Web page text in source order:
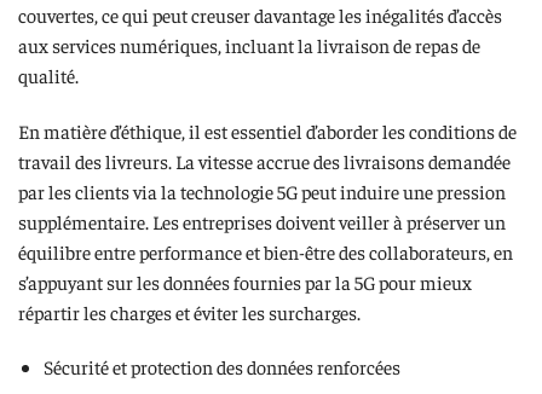
couvertes, ce qui peut creuser davantage les inégalités d’accès
aux services numériques, incluant la livraison de repas de
qualité.
En matière d’éthique, il est essentiel d’aborder les conditions de
travail des livreurs. La vitesse accrue des livraisons demandée
par les clients via la technologie 5G peut induire une pression
supplémentaire. Les entreprises doivent veiller à préserver un
équilibre entre performance et bien-être des collaborateurs, en
s’appuyant sur les données fournies par la 5G pour mieux
répartir les charges et éviter les surcharges.
Sécurité et protection des données renforcées